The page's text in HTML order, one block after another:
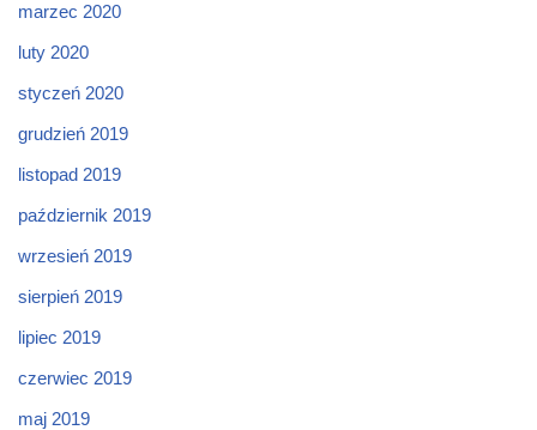
marzec 2020
luty 2020
styczeń 2020
grudzień 2019
listopad 2019
październik 2019
wrzesień 2019
sierpień 2019
lipiec 2019
czerwiec 2019
maj 2019